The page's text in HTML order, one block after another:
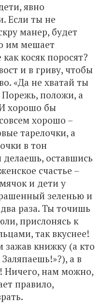
явно
Если ты не
манер, будет
им мешает
косяк поросят?
и в гриву, чтобы
«Да не хватай ты
положи, а
И хорошо бы
хорошо –
тарелочки, а
в тон
оставшись
счастье –
и дети у
зеленью и
раза. Ты точишь
прислонясь к
так вкуснее!
зажав книжку (а кто
а в
Ничего, нам можно,
правило,